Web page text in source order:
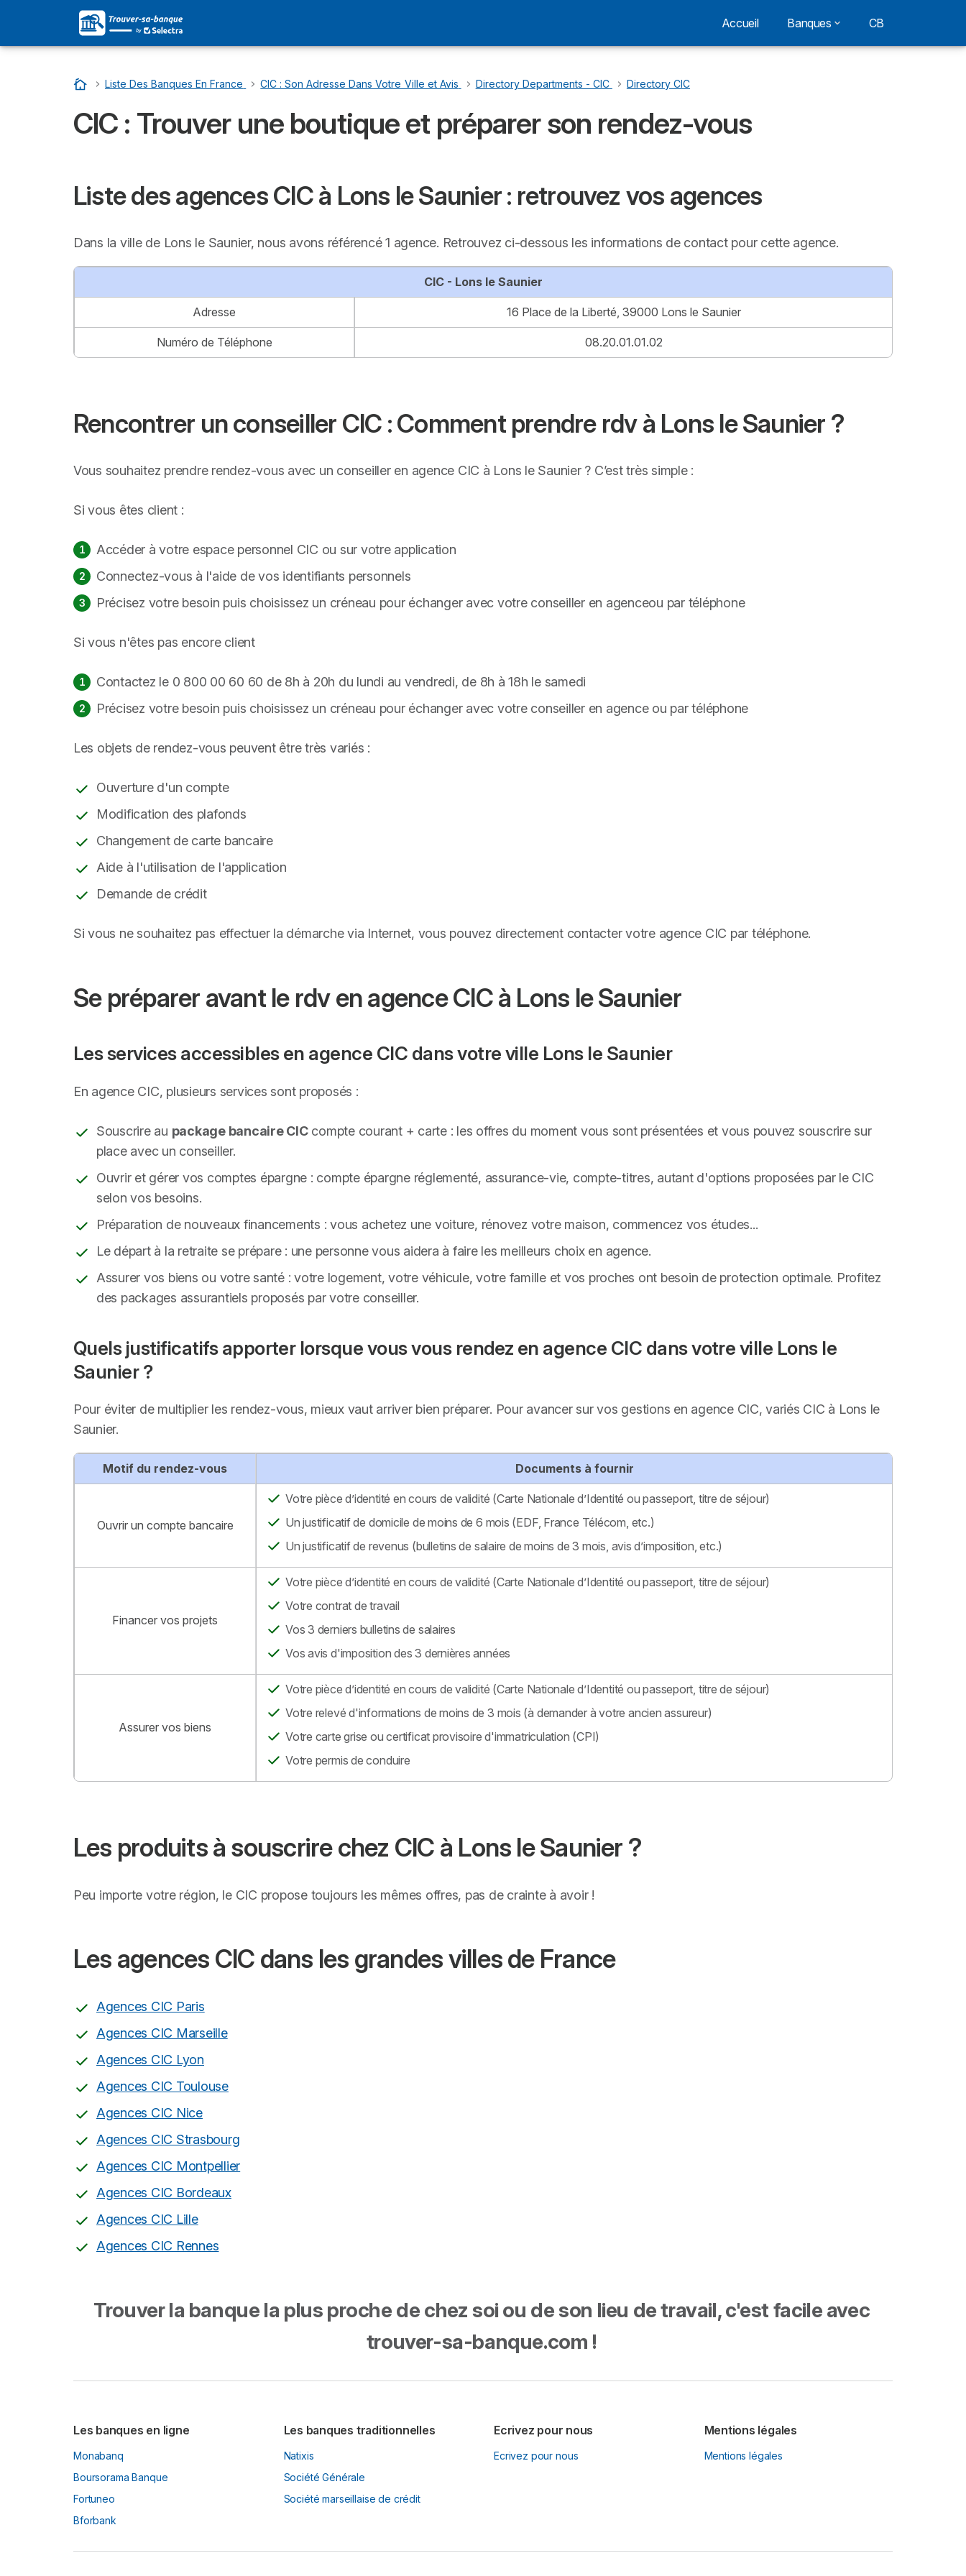
Accueil Banques CB
Accueil
…
Liste Des Banques En France …
CIC : Son Adresse Dans Votre Ville et Avis …
Directory Departments - CIC …
Directory CIC
CIC : Trouver une boutique et préparer son rendez-vous
Liste des agences CIC à Lons le Saunier : retrouvez vos agences
Dans la ville de Lons le Saunier, nous avons référencé 1 agence. Retrouvez ci-dessous les informations de contact pour cette agence.
CIC - Lons le Saunier
Adresse 16 Place de la Liberté, 39000 Lons le Saunier
Numéro de Téléphone 08.20.01.01.02
Rencontrer un conseiller CIC : Comment prendre rdv à Lons le Saunier ?
Vous souhaitez prendre rendez-vous avec un conseiller en agence CIC à Lons le Saunier ? C’est très simple :
Si vous êtes client :
Accéder à votre espace personnel CIC ou sur votre application
Connectez-vous à l'aide de vos identifiants personnels
Précisez votre besoin puis choisissez un créneau pour échanger avec votre conseiller en agenceou par téléphone
Si vous n'êtes pas encore client
Contactez le 0 800 00 60 60 de 8h à 20h du lundi au vendredi, de 8h à 18h le samedi
Précisez votre besoin puis choisissez un créneau pour échanger avec votre conseiller en agence ou par téléphone
Les objets de rendez-vous peuvent être très variés :
Ouverture d'un compte
Modification des plafonds
Changement de carte bancaire
Aide à l'utilisation de l'application
Demande de crédit
Si vous ne souhaitez pas effectuer la démarche via Internet, vous pouvez directement contacter votre agence CIC par téléphone.
Se préparer avant le rdv en agence CIC à Lons le Saunier
Les services accessibles en agence CIC dans votre ville Lons le Saunier
En agence CIC, plusieurs services sont proposés :
Souscrire au package bancaire CICcompte courant + carte : les offres du moment vous sont présentées et vous pouvez souscrire sur
place avec un conseiller.
Ouvrir et gérer vos comptes épargne : compte épargne réglementé, assurance-vie, compte-titres, autant d'options proposées par le CIC
selon vos besoins.
Préparation de nouveaux financements : vous achetez une voiture, rénovez votre maison, commencez vos études...
Le départ à la retraite se prépare : une personne vous aidera à faire les meilleurs choix en agence.
Assurer vos biens ou votre santé : votre logement, votre véhicule, votre famille et vos proches ont besoin de protection optimale. Profitez
des packages assurantiels proposés par votre conseiller.
Quels justificatifs apporter lorsque vous vous rendez en agence CIC dans votre ville Lons le
Saunier ?
Pour éviter de multiplier les rendez-vous, mieux vaut arriver bien préparer. Pour avancer sur vos gestions en agence CIC, variés CIC à Lons le
Saunier.
Motif du rendez-vous Documents à fournir
Ouvrir un compte bancaire
Votre pièce d’identité en cours de validité (Carte Nationale d’Identité ou passeport, titre de séjour)
Un justificatif de domicile de moins de 6 mois (EDF, France Télécom, etc.)
Un justificatif de revenus (bulletins de salaire de moins de 3 mois, avis d’imposition, etc.)
Financer vos projets
Votre pièce d’identité en cours de validité (Carte Nationale d’Identité ou passeport, titre de séjour)
Votre contrat de travail
Vos 3 derniers bulletins de salaires
Vos avis d'imposition des 3 dernières années
Assurer vos biens
Votre pièce d’identité en cours de validité (Carte Nationale d’Identité ou passeport, titre de séjour)
Votre relevé d'informations de moins de 3 mois (à demander à votre ancien assureur)
Votre carte grise ou certificat provisoire d'immatriculation (CPI)
Votre permis de conduire
Les produits à souscrire chez CIC à Lons le Saunier ?
Peu importe votre région, le CIC propose toujours les mêmes offres, pas de crainte à avoir !
Les agences CIC dans les grandes villes de France
Agences CIC Paris
Agences CIC Marseille
Agences CIC Lyon
Agences CIC Toulouse
Agences CIC Nice
Agences CIC Strasbourg
Agences CIC Montpellier
Agences CIC Bordeaux
Agences CIC Lille
Agences CIC Rennes
Trouver la banque la plus proche de chez soi ou de son lieu de travail, c'est facile avec
trouver-sa-banque.com !
Les banques en ligne
Monabanq
Boursorama Banque
Fortuneo
Bforbank
Les banques traditionnelles
Natixis
Société Générale
Société marseillaise de crédit
Ecrivez pour nous
Ecrivez pour nous
Mentions légales
Mentions légales